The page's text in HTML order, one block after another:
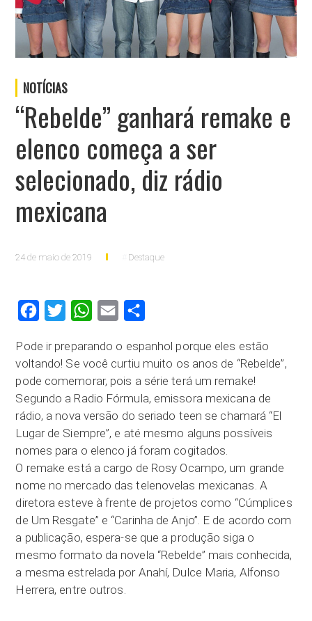
NOTÍCIAS
“Rebelde” ganhará remake e
elenco começa a ser
selecionado, diz rádio
mexicana
24 de maio de 2019 Destaque
FacebookTwitter WhatsApp
Email
Pode ir preparando o espanhol porque eles estão
voltando! Se você curtiu muito os anos de “Rebelde”,
pode comemorar, pois a série terá um remake!
Segundo a Radio Fórmula, emissora mexicana de
rádio, a nova versão do seriado teen se chamará “El
Lugar de Siempre”, e até mesmo alguns possíveis
nomes para o elenco já foram cogitados.
O remake está a cargo de Rosy Ocampo, um grande
nome no mercado das telenovelas mexicanas. A
diretora esteve à frente de projetos como “Cúmplices
de Um Resgate” e “Carinha de Anjo”. E de acordo com
a publicação, espera-se que a produção siga o
mesmo formato da novela “Rebelde” mais conhecida,
a mesma estrelada por Anahí, Dulce Maria, Alfonso
Herrera, entre outros.